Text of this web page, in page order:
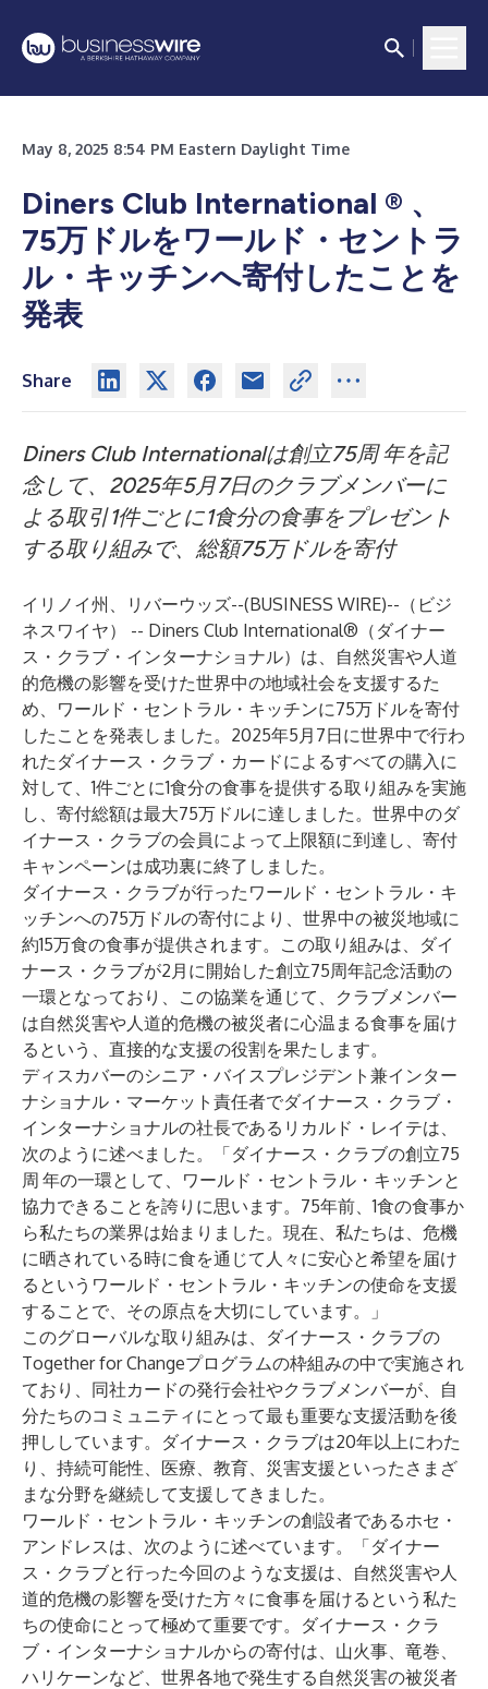
May 8, 2025 8:54 PM Eastern Daylight Time
Diners Club International ® 、
75万ドルをワールド・セントラ
ル・キッチンへ寄付したことを
発表
Share
Diners Club Internationalは創立75周 年を記
念して、2025年5月7日のクラブメンバーに
よる取引1件ごとに1食分の食事をプレゼント
する取り組みで、総額75万ドルを寄付
イリノイ州、リバーウッズ--(BUSINESS WIRE)-- （ビジ
ネスワイヤ） -- Diners Club International®（ダイナー
ス・クラブ・インターナショナル）は、自然災害や人道
的危機の影響を受けた世界中の地域社会を支援するた
め、 ワールド・セントラル・キッチンに75万ドルを寄付
したことを発表しました。2025年5月7日に世界中で行わ
れたダイナース・クラブ・カードによるすべての購入に
対して、1件ごとに1食分の食事を提供する取り組みを実施
し、寄付総額は最大75万ドルに達しました。世界中のダ
イナース・クラブの会員によって上限額に到達し、寄付
キャンペーンは成功裏に終了しました。
ダイナース・クラブが行ったワールド・セントラル・キ
ッチンへの75万ドルの寄付により、世界中の被災地域に
約15万食の食事が提供されます。この取り組みは、ダイ
ナース・クラブが2月に開始した創立75周年記念活動の
一環となっており、この協業を通じて、クラブメンバー
は自然災害や人道的危機の被災者に心温まる食事を届け
るという、直接的な支援の役割を果たします。
ディスカバーのシニア・バイスプレジデント兼インター
ナショナル・マーケット責任者でダイナース・クラブ・
インターナショナルの社長であるリカルド・レイテは、
次のように述べました。「ダイナース・クラブの創立75
周 年の一環として、ワールド・セントラル・キッチンと
協力できることを誇りに思います。75年前、1食の食事か
ら私たちの業界は始まりました。現在、私たちは、危機
に晒されている時に食を通じて人々に安心と希望を届け
るというワールド・セントラル・キッチンの使命を支援
することで、その原点を大切にしています。」
このグローバルな取り組みは、ダイナース・クラブの
Together for Changeプログラムの枠組みの中で実施され
ており、同社カードの発行会社やクラブメンバーが、自
分たちのコミュニティにとって最も重要な支援活動を後
押ししています。ダイナース・クラブは20年以上にわた
り、持続可能性、医療、教育、災害支援といったさまざ
まな分野を継続して支援してきました。
ワールド・セントラル・キッチンの創設者であるホセ・
アンドレスは、次のように述べています。「ダイナー
ス・クラブと行った今回のような支援は、自然災害や人
道的危機の影響を受けた方々に食事を届けるという私た
ちの使命にとって極めて重要です。ダイナース・クラ
ブ・インターナショナルからの寄付は、山火事、竜巻、
ハリケーンなど、世界各地で発生する自然災害の被災者